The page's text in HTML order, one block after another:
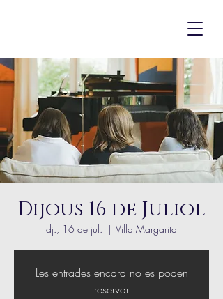
Dijous 16 de Juliol
dj., 16 de jul.
  |
Villa Margarita
Les entrades encara no es poden
reservar